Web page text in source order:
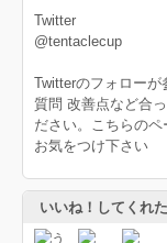
Twitter
@tentaclecup
Twitterのフォローが
質問 改善点など合
ださい。こちらの
お気をつけ下さい
いいね！してくれ